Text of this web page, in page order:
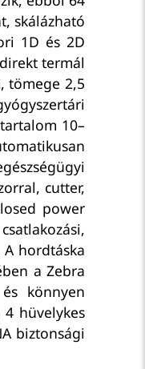
skálázható
1D és 2D
termál
tömege 2,5
10–
cutter,
power
hordtáska
a Zebra
könnyen
hüvelykes
biztonsági